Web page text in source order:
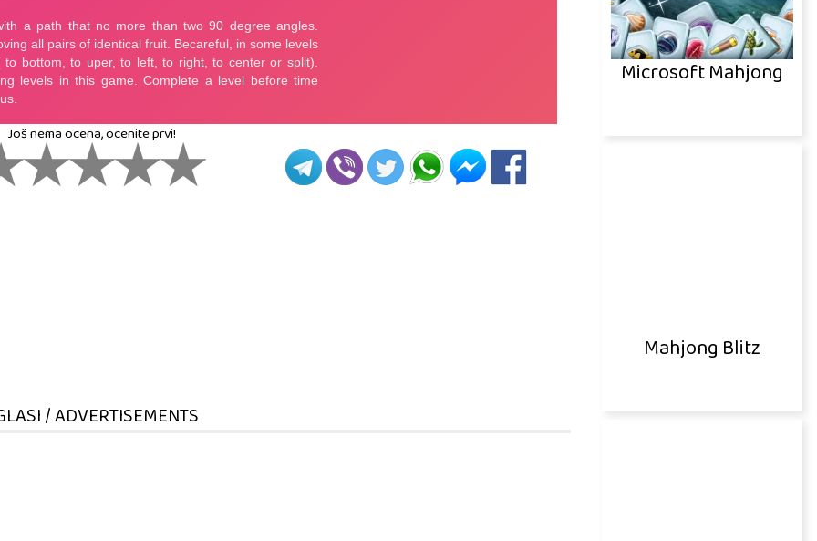
Još nema ocena, ocenite prvi!
/ ADVERTISEMENTS
Microsoft Mahjong
Mahjong Blitz